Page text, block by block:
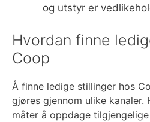
og utstyr er
Hvordan finne
Coop
Å finne ledige stillinger hos
gjøres gjennom ulike kanaler.
måter å oppdage